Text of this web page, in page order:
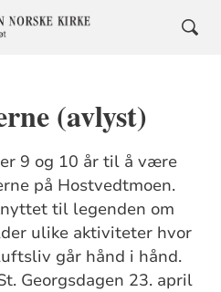
(avlyst)
9 og 10 år til å være
på Hostvedtmoen.
til legenden om
ulike aktiviteter hvor
går hånd i hånd.
Georgsdagen 23. april